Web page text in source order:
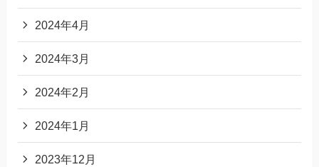
2024年4月
2024年3月
2024年2月
2024年1月
2023年12月